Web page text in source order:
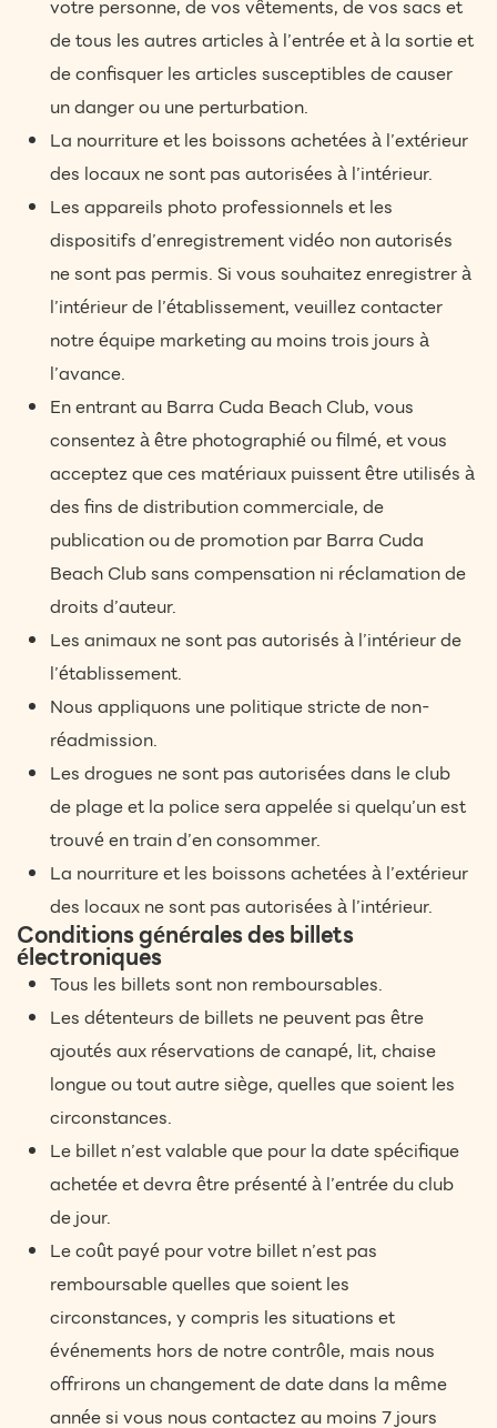
votre personne, de vos vêtements, de vos sacs et
de tous les autres articles à l’entrée et à la sortie et
de confisquer les articles susceptibles de causer
un danger ou une perturbation.
La nourriture et les boissons achetées à l’extérieur
des locaux ne sont pas autorisées à l’intérieur.
Les appareils photo professionnels et les
dispositifs d’enregistrement vidéo non autorisés
ne sont pas permis. Si vous souhaitez enregistrer à
l’intérieur de l’établissement, veuillez contacter
notre équipe marketing au moins trois jours à
l’avance.
En entrant au Barra Cuda Beach Club, vous
consentez à être photographié ou filmé, et vous
acceptez que ces matériaux puissent être utilisés à
des fins de distribution commerciale, de
publication ou de promotion par Barra Cuda
Beach Club sans compensation ni réclamation de
droits d’auteur.
Les animaux ne sont pas autorisés à l’intérieur de
l’établissement.
Nous appliquons une politique stricte de non-
réadmission.
Les drogues ne sont pas autorisées dans le club
de plage et la police sera appelée si quelqu’un est
trouvé en train d’en consommer.
La nourriture et les boissons achetées à l’extérieur
des locaux ne sont pas autorisées à l’intérieur.
Conditions générales des billets
électroniques
Tous les billets sont non remboursables.
Les détenteurs de billets ne peuvent pas être
ajoutés aux réservations de canapé, lit, chaise
longue ou tout autre siège, quelles que soient les
circonstances.
Le billet n’est valable que pour la date spécifique
achetée et devra être présenté à l’entrée du club
de jour.
Le coût payé pour votre billet n’est pas
remboursable quelles que soient les
circonstances, y compris les situations et
événements hors de notre contrôle, mais nous
offrirons un changement de date dans la même
année si vous nous contactez au moins 7 jours